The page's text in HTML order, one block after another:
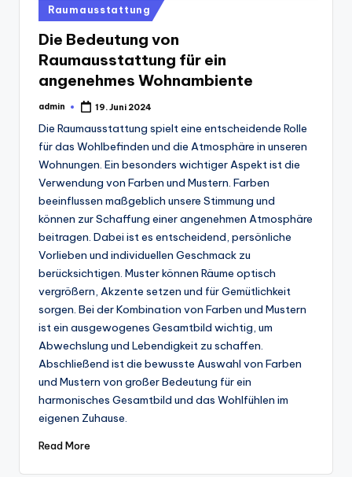
Posted
in
Raumausstattung
Die Bedeutung von
Raumausstattung für ein
angenehmes Wohnambiente
Posted
admin 19. Juni 2024
Die Raumausstattung spielt eine entscheidende Rolle
für das Wohlbefinden und die Atmosphäre in unseren
Wohnungen. Ein besonders wichtiger Aspekt ist die
Verwendung von Farben und Mustern. Farben
beeinflussen maßgeblich unsere Stimmung und
können zur Schaffung einer angenehmen Atmosphäre
beitragen. Dabei ist es entscheidend, persönliche
Vorlieben und individuellen Geschmack zu
berücksichtigen. Muster können Räume optisch
vergrößern, Akzente setzen und für Gemütlichkeit
sorgen. Bei der Kombination von Farben und Mustern
ist ein ausgewogenes Gesamtbild wichtig, um
Abwechslung und Lebendigkeit zu schaffen.
Abschließend ist die bewusste Auswahl von Farben
und Mustern von großer Bedeutung für ein
harmonisches Gesamtbild und das Wohlfühlen im
eigenen Zuhause.
Read More